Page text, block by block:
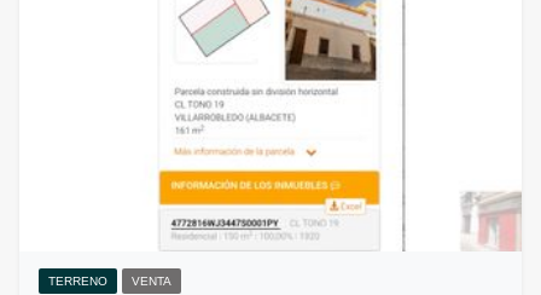
TERRENO VENTA